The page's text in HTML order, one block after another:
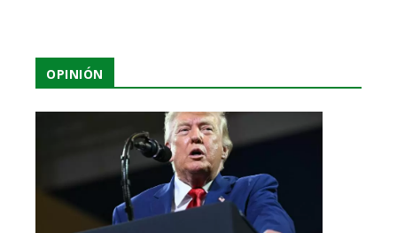
OPINIÓN